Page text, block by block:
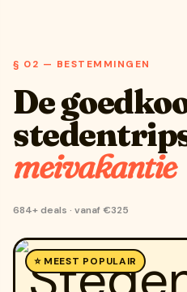
§ 02 — BESTEMMINGEN
De
meivakantie
684+ deals · vanaf €325
⭐ MEEST POPULAIR